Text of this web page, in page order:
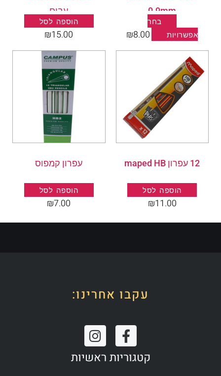
0.9mm
בחר
אפשרויות
בעמוד
המוצר
₪8.00
עבים
הוספה לסל
₪15.00
12 עפרון maped HB
הוספה לסל
₪11.00
עפרון קמפוס
הוספה לסל
₪7.00
עקבו אחרינו:
F
a
c
I
n
s
קטגוריות ראשיות